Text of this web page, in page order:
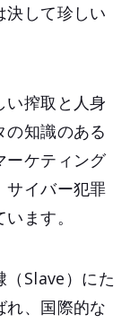
決して珍しい
い搾取と人身
知識のある
ーケティング
サイバー犯罪
ます。
Slave）にた
れ、国際的な